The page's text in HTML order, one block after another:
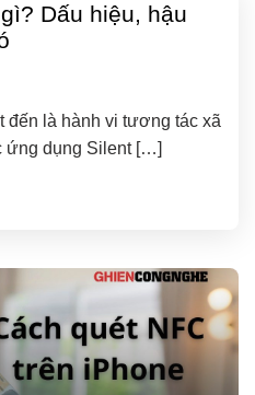
Dấu hiệu, hậu
đến là hành vi tương tác xã
ứng dụng Silent […]